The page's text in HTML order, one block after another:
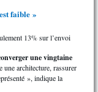
faible »
13% sur l’envoi
une vingtaine
une architecture, rassurer
», indique la